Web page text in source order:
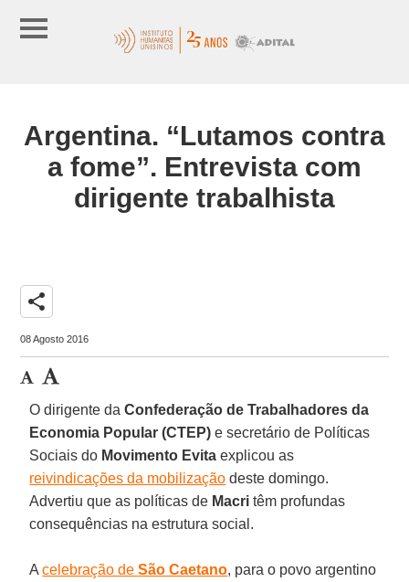
Argentina. “Lutamos contra
a fome”. Entrevista com
dirigente trabalhista
share
08 Agosto 2016
O dirigente daConfederação de Trabalhadores da
Economia Popular (CTEP) e secretário de Políticas
Sociais do Movimento Evita explicou as
reivindicações da mobilização deste domingo.
Advertiu que as políticas de Macri têm profundas
consequências na estrutura social.
Acelebração deSão Caetano, para o povo argentino